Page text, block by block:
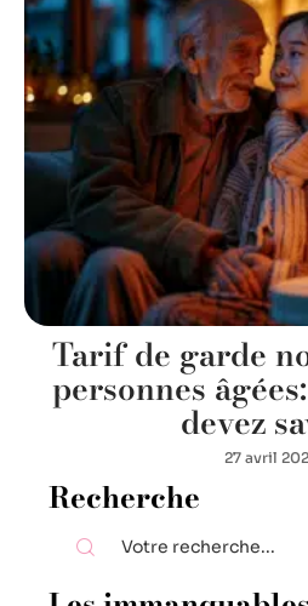
Tarif de garde
personnes
devez
27 avril
Recherche